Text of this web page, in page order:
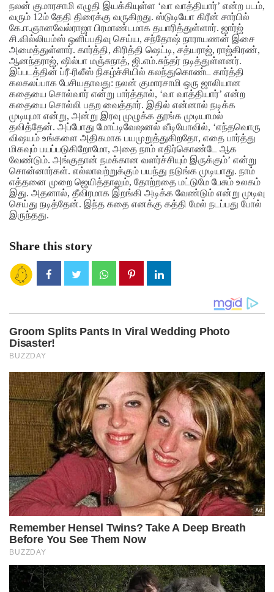
நலன் குமாரசாமி எழுதி இயக்கியுள்ள ‘வா வாத்தியார்’ என்ற படம்,
வரும் 12ம் தேதி திரைக்கு வருகிறது. ஸ்டுடியோ கிரீன் சார்பில்
கே.ஈ.ஞானவேல்ராஜா பிரமாண்டமாக தயாரித்துள்ளார். ஜார்ஜ்
சி.வில்லியம்ஸ் ஒளிப்பதிவு செய்ய, சந்தோஷ் நாராயணன் இசை
அமைத்துள்ளார். கார்த்தி, கிரித்தி ஷெட்டி, சத்யராஜ், ராஜ்கிரண்,
ஆனந்தராஜ், ஷில்பா மஞ்சுநாத், ஜி.எம்.சுந்தர் நடித்துள்ளனர்.
இப்படத்தின் ப்ரீ-ரிலீஸ் நிகழ்ச்சியில் கலந்துகொண்ட கார்த்தி
கலகலப்பாக பேசியதாவது: நலன் குமாரசாமி ஒரு ஜாலியான
கதையை சொல்வார் என்று பார்த்தால், ‘வா வாத்தியார்’ என்ற
கதையை சொல்லி பதற வைத்தார். இதில் என்னால் நடிக்க
முடியுமா என்று, அன்று இரவு முழுக்க தூங்க முடியாமல்
தவித்தேன். அப்போது மோட்டிவேஷனல் வீடியோவில், ‘எந்தவொரு
விஷயம் உங்களை அதிகமாக பயமுறுத்துகிறதோ, எதை பார்த்து
மிகவும் பயப்படுகிறோமோ, அதை நாம் எதிர்கொண்டே ஆக
வேண்டும். அங்குதான் நமக்கான வளர்ச்சியும் இருக்கும்’ என்று
சொன்னார்கள். எல்லாவற்றுக்கும் பயந்து நடுங்க முடியாது. நாம்
எத்தனை முறை ஜெயித்தாலும், தோற்றதை மட்டுமே பேசும் உலகம்
இது. அதனால், தீவிரமாக இறங்கி அடிக்க வேண்டும் என்று முடிவு
செய்து நடித்தேன். இந்த கதை எனக்கு கத்தி மேல் நடப்பது போல்
இருந்தது.
Share this story